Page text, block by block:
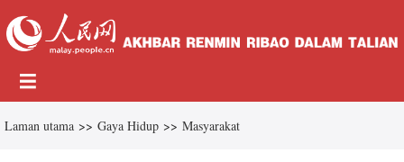
Laman utama >> Gaya Hidup >> Masyarakat